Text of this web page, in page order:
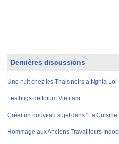
Dernières discussions
Une nuit chez les Thais noirs a Nghia Loi
Les bugs de forum Vietnam
Créer un nouveau sujet dans “La Cuisine
Hommage aux Anciens Travailleurs